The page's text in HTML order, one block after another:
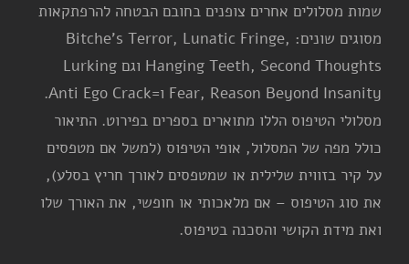
שמות מסלולים אחרים צופנים בחובם הבטחה להרפתקאות
מסוגים שונים: Bitche’s Terror, Lunatic Fringe,
Hanging Teeth, Second Thoughts וגם Lurking
Fear, Reason Beyond Insanity ו=Anti Ego Crack.
מסלולי הטיפוס הללו מתוארים בספרים בפירוט. התיאור
כולל מפה של המסלול, אופי הטיפוס (למשל אם מטפסים
על קיר בזווית שלילית או שמטפסים לאורך חריץ בסלע),
את סוג הטיפוס – אם מלאכותי או חופשי, את האורך שלו
ואת מידת הקושי והסכנה בטיפוס.